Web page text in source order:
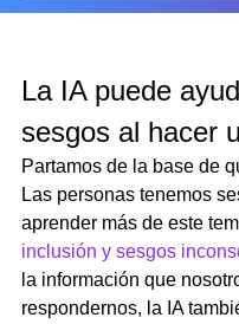
La IA puede
sesgos al hacer
Partamos de la base de
Las personas tenemos
aprender más de este
inclusión y sesgos
la información que
respondernos, la IA